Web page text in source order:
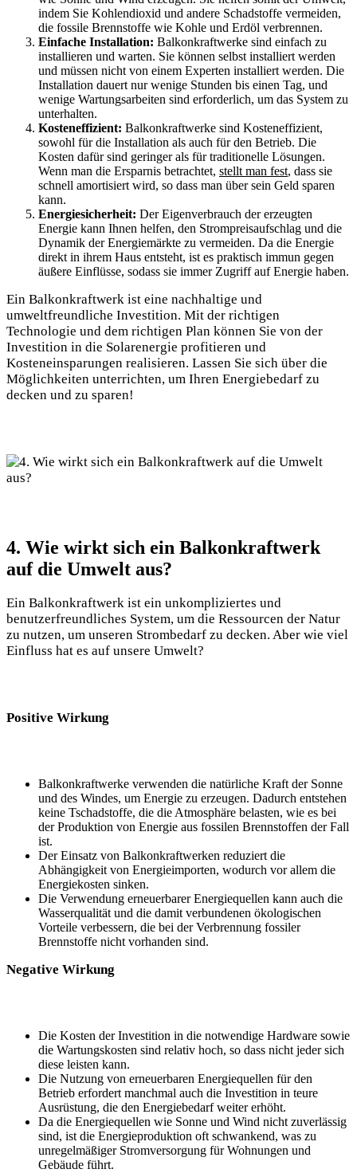
indem Sie Kohlendioxid und andere Schadstoffe vermeiden,
die⁤ fossile Brennstoffe⁢ wie⁢ Kohle und Erdöl verbrennen.
Einfache ⁣Installation: Balkonkraftwerke sind einfach zu
installieren und warten.‍ Sie können selbst⁢ installiert werden
und müssen nicht ‍von einem Experten ​installiert werden. Die ​
Installation dauert nur wenige Stunden bis einen Tag, und
wenige Wartungsarbeiten sind erforderlich, ⁤um das System zu⁣
unterhalten.
Kosteneffizient: Balkonkraftwerke​ sind ‍Kosteneffizient,
⁣sowohl für die Installation als auch für den Betrieb. Die⁢
Kosten dafür ‍sind geringer als für traditionelle Lösungen.‍
Wenn man die Ersparnis betrachtet, stellt man fest, dass sie⁤
schnell amortisiert wird, so dass man⁤ über ⁤sein Geld sparen‌
kann.
Energiesicherheit: ‍Der Eigenverbrauch der erzeugten
Energie kann Ihnen ‌helfen, den Strompreisaufschlag und‌ die
Dynamik der ⁢Energiemärkte zu vermeiden. Da die Energie
direkt‍ in ihrem Haus entsteht, ist es ​praktisch immun‌ gegen
äußere Einflüsse, sodass ​sie immer Zugriff auf Energie haben.
Ein⁤ Balkonkraftwerk ist eine⁤ nachhaltige⁢ und
umweltfreundliche Investition. Mit der ⁣richtigen
Technologie und dem richtigen Plan​ können Sie‍ von der
Investition in die Solarenergie⁤ profitieren ​und
Kosteneinsparungen realisieren. ‌Lassen⁣ Sie sich⁣ über⁣ die
Möglichkeiten​ unterrichten,‌ um ⁤Ihren Energiebedarf⁢ zu
decken und ⁣zu sparen!
4. Wie wirkt​ sich ein⁤ Balkonkraftwerk
auf die Umwelt aus?
Ein Balkonkraftwerk ist⁢ ein unkompliziertes‌ und
benutzerfreundliches System, um⁣ die Ressourcen der Natur⁢
zu nutzen, um unseren Strombedarf zu ⁣decken. Aber wie viel
Einfluss hat es auf unsere Umwelt?
Positive Wirkung
Balkonkraftwerke ⁣verwenden die ​natürliche Kraft ‍der Sonne
und des ⁢Windes, ‍um Energie​ zu‌ erzeugen. Dadurch entstehen
keine Tschadstoffe, die die ⁤Atmosphäre belasten, wie es⁢ bei
der Produktion ⁢von Energie aus fossilen Brennstoffen der Fall
⁢ist.
Der Einsatz von Balkonkraftwerken reduziert die
Abhängigkeit‌ von Energieimporten, wodurch ⁣vor allem⁤ die
Energiekosten sinken.
Die Verwendung erneuerbarer Energiequellen‌ kann ‍auch ⁢die
Wasserqualität und die⁢ damit verbundenen ⁢ökologischen
Vorteile verbessern, die ⁣bei der Verbrennung ‌fossiler
Brennstoffe nicht⁢ vorhanden sind.
Negative Wirkung
Die Kosten der Investition in die notwendige Hardware sowie
die Wartungskosten ‌sind relativ hoch, so ‌dass nicht jeder sich
diese ‍leisten kann.
Die Nutzung ‌von⁣ erneuerbaren⁣ Energiequellen für den
⁣Betrieb erfordert manchmal auch die Investition in teure
Ausrüstung,‍ die den Energiebedarf‍ weiter erhöht.
Da die Energiequellen wie Sonne und Wind⁤ nicht zuverlässig
sind, ist die Energieproduktion oft ⁤schwankend,‌ was zu
unregelmäßiger Stromversorgung für Wohnungen und
Gebäude⁢ führt.